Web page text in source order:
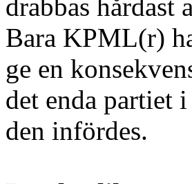
drabbas hårdast
Bara KPML(r)
ge en
det enda partiet
den infördes.